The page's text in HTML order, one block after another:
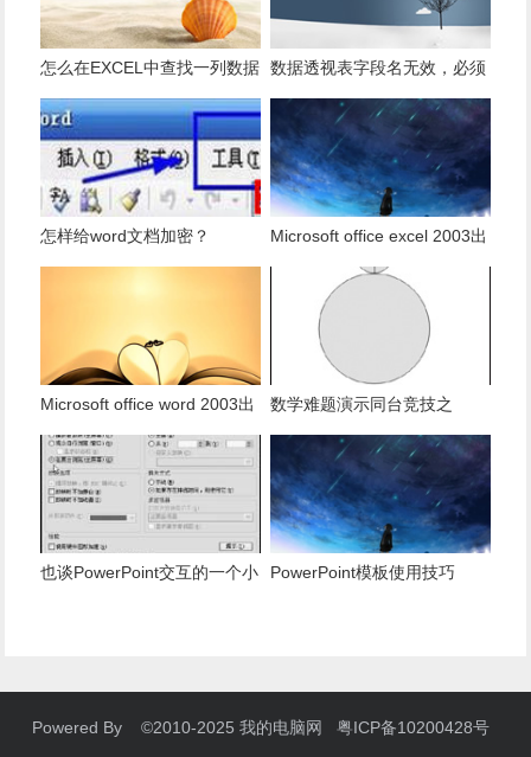
怎么在EXCEL中查找一列数据
有多少是重复的？
数据透视表字段名无效，必须
使用组合为带有标志列列表的
数据。
怎样给word文档加密？
Microsoft office excel 2003出
现发送错误报告怎么办？
Microsoft office word 2003出
现发送错误报告怎么办？
数学难题演示同台竞技之
PowerPoint篇
也谈PowerPoint交互的一个小
PowerPoint模板使用技巧
Powered By ©2010-2025 我的电脑网 粤ICP备10200428号